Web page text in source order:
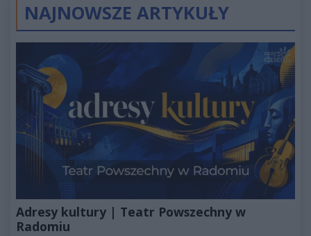
NAJNOWSZE ARTYKUŁY
Adresy kultury | Teatr Powszechny w
Radomiu